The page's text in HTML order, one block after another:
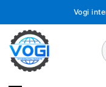
المحتوى
Vogi